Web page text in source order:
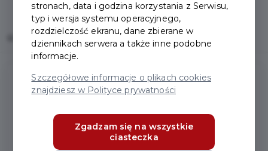
Montaż wiat przystankowych
Zakres prac:
stronach, data i godzina korzystania z Serwisu,
typ i wersja systemu operacyjnego,
rozdzielczość ekranu, dane zbierane w
dziennikach serwera a także inne podobne
informacje.
Szczegółowe informacje o plikach cookies
znajdziesz w Polityce prywatności
Zgadzam się na wszystkie
ciasteczka